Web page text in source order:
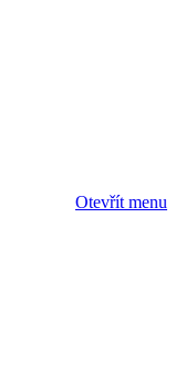
Otevřít menu